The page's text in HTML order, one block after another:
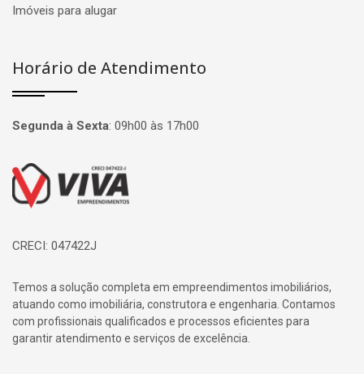
Imóveis para alugar
Horário de Atendimento
Segunda à Sexta: 09h00 às 17h00
Página inicial
CRECI: 047422J
Temos a solução completa em empreendimentos imobiliários,
atuando como imobiliária, construtora e engenharia. Contamos
com profissionais qualificados e processos eficientes para
garantir atendimento e serviços de excelência.